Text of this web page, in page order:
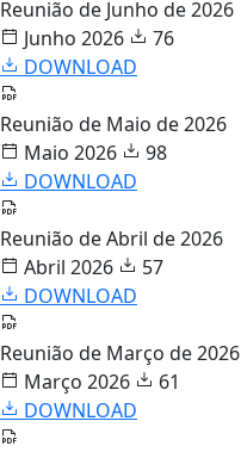
Reunião de Junho de 2026
Junho 2026
76
DOWNLOAD
Reunião de Maio de 2026
Maio 2026
98
DOWNLOAD
Reunião de Abril de 2026
Abril 2026
57
DOWNLOAD
Reunião de Março de 2026
Março 2026
61
DOWNLOAD